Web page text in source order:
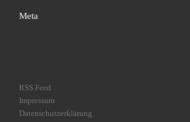
Meta
RSS Feed
Impressum
Datenschutzerklärung